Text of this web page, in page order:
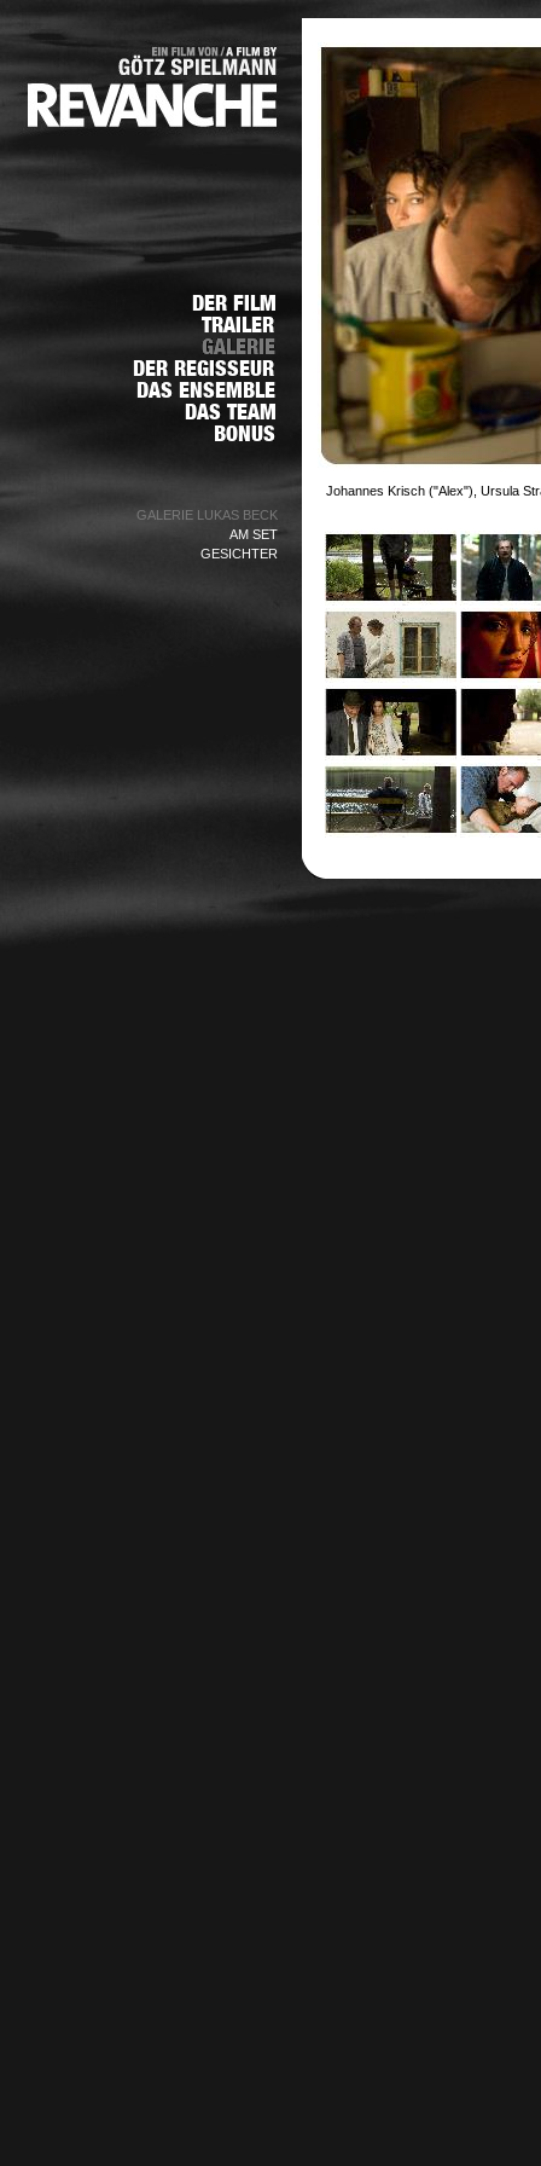
GALERIE LUKAS BECK
AM SET
GESICHTER
Johannes Krisch ("Alex"), Ursula